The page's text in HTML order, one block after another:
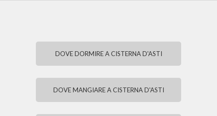
DOVE DORMIRE A CISTERNA D'ASTI
DOVE MANGIARE A CISTERNA D'ASTI